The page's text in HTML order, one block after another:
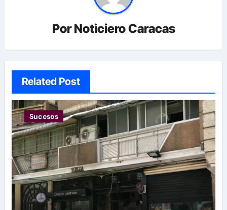
PorNoticiero Caracas
Related Post
Sucesos